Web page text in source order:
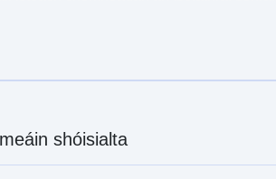
shóisialta